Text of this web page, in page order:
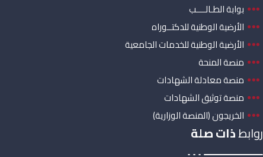
بوابة الطـالــــب
الأرضية الوطنية للدكتــوراه
الأرضية الوطنية للخدمات الجامعية
منصة المنحة
منصة معادلة الشهادات
منصة توثيق الشهادات
الخريجون (المنصة الوزارية)
روابطذات صلة